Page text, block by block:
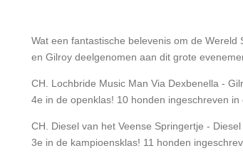
Wat een fantastische belevenis om de
en Gilroy deelgenomen aan dit grote
CH. Lochbride Music Man Via Dexbenella -
4e in de openklas! 10 honden ingeschreven in
CH. Diesel van het Veense Springertje - Diesel
3e in de kampioensklas! 11 honden